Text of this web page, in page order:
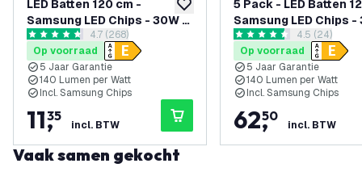
toevoegen aan verlanglijst
LED Batten 120 cm -
Samsung LED Chips - 30W -
140lm/W - 6500K - 5 Jaar
Garantie
reviews drawer openen
4.7 score sterren4.7 (268)
Op voorraad
5 Jaar Garantie
140 Lumen per Watt
Incl. Samsung Chips
11,
35
incl. BTW
5 Pack - LED Batten
Samsung LED Chips -
140lm/W - 4000K - 5
Garantie
reviews
4.5 score sterren4.5 (24)
Op voorraad
5 Jaar Garantie
140 Lumen per Watt
Incl. Samsung Chips
62,
50
incl. BTW
Vaak samen gekocht